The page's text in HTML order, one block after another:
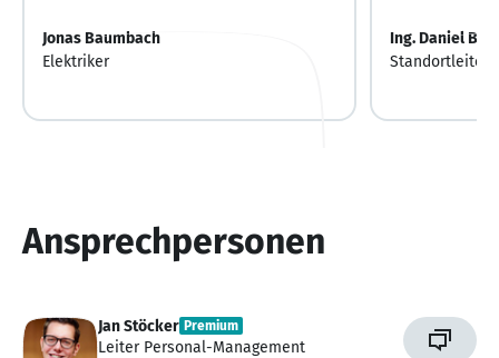
Jonas Baumbach
Elektriker
Ing. Daniel
Standortleiter
Ansprechpersonen
Jan Stöcker Premium
Leiter Personal-Management